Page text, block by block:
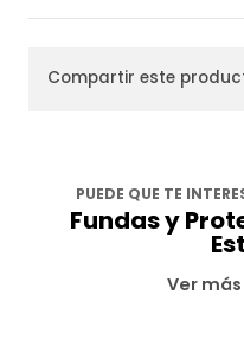
Compartir este
PUEDE QUE TE
Fundas y
Ver